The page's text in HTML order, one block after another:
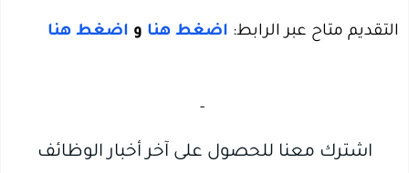
التقديم متاح عبر الرابط: اضغط هنا و اضغط هنا
-‏
اشترك معنا للحصول على آخر أخبار الوظائف